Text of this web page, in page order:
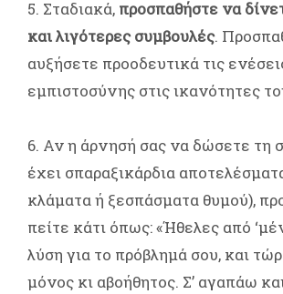
5. Σταδιακά, προσπαθήστε να
και λιγότερες συμβουλές.
αυξήσετε προοδευτικά τις
εμπιστοσύνης στις ικανότητες
6. Αν η άρνησή σας να δώσετε τη
έχει σπαραξικάρδια
κλάματα ή ξεσπάσματα θυμού),
πείτε κάτι όπως: «Ήθελες από
λύση για το πρόβλημά σου, και
μόνος κι αβοήθητος. Σ’ αγαπάω